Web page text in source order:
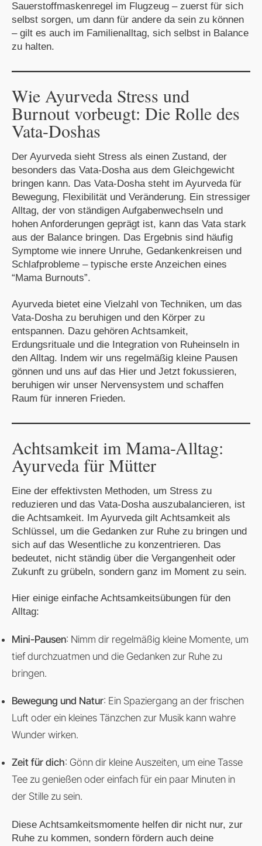
Sauerstoffmaskenregel im Flugzeug – zuerst für sich
selbst sorgen, um dann für andere da sein zu können
– gilt es auch im Familienalltag, sich selbst in Balance
zu halten.
Wie Ayurveda Stress und
Burnout vorbeugt: Die Rolle des
Vata-Doshas
Der Ayurveda sieht Stress als einen Zustand, der
besonders das Vata-Dosha aus dem Gleichgewicht
bringen kann. Das Vata-Dosha steht im Ayurveda für
Bewegung, Flexibilität und Veränderung. Ein stressiger
Alltag, der von ständigen Aufgabenwechseln und
hohen Anforderungen geprägt ist, kann das Vata stark
aus der Balance bringen. Das Ergebnis sind häufig
Symptome wie innere Unruhe, Gedankenkreisen und
Schlafprobleme – typische erste Anzeichen eines
“Mama Burnouts”.
Ayurveda bietet eine Vielzahl von Techniken, um das
Vata-Dosha zu beruhigen und den Körper zu
entspannen. Dazu gehören Achtsamkeit,
Erdungsrituale und die Integration von Ruheinseln in
den Alltag. Indem wir uns regelmäßig kleine Pausen
gönnen und uns auf das Hier und Jetzt fokussieren,
beruhigen wir unser Nervensystem und schaffen
Raum für inneren Frieden.
Achtsamkeit im Mama-Alltag:
Ayurveda für Mütter
Eine der effektivsten Methoden, um Stress zu
reduzieren und das Vata-Dosha auszubalancieren, ist
die Achtsamkeit. Im Ayurveda gilt Achtsamkeit als
Schlüssel, um die Gedanken zur Ruhe zu bringen und
sich auf das Wesentliche zu konzentrieren. Das
bedeutet, nicht ständig über die Vergangenheit oder
Zukunft zu grübeln, sondern ganz im Moment zu sein.
Hier einige einfache Achtsamkeitsübungen für den
Alltag:
Mini-Pausen: Nimm dir regelmäßig kleine Momente, um
tief durchzuatmen und die Gedanken zur Ruhe zu
bringen.
Bewegung und Natur: Ein Spaziergang an der frischen
Luft oder ein kleines Tänzchen zur Musik kann wahre
Wunder wirken.
Zeit für dich: Gönn dir kleine Auszeiten, um eine Tasse
Tee zu genießen oder einfach für ein paar Minuten in
der Stille zu sein.
Diese Achtsamkeitsmomente helfen dir nicht nur, zur
Ruhe zu kommen, sondern fördern auch deine